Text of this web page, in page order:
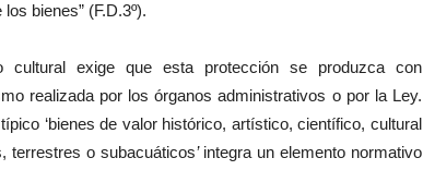
bienes” (F.D.3º).
cultural exige que esta protección se produzca con
realizada por los órganos administrativos o por la Ley.
‘bienes de valor histórico, artístico, científico, cultural
terrestres o subacuáticos’ integra un elemento normativo